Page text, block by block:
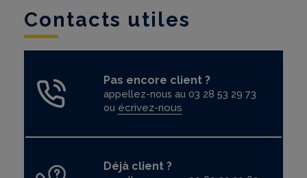
Contacts utiles
Pas encore client ?
appellez-nous au 03 28 53 29 73
ou écrivez-nous
Déjà client ?